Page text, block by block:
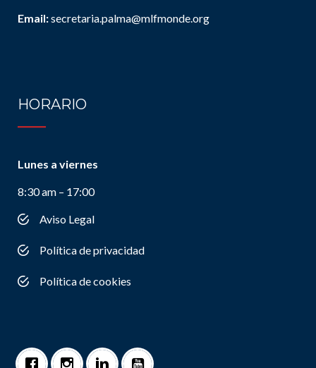
Email:secretaria.palma@mlfmonde.org
HORARIO
Lunes a viernes
8:30 am – 17:00
Aviso Legal
Política de privacidad
Política de cookies